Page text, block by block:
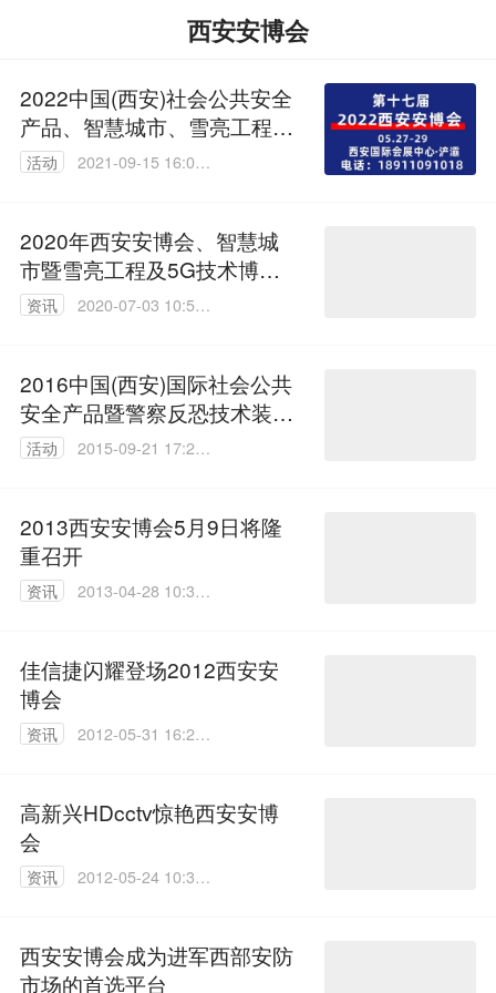
西安安博会
2022中国(西安)社会公共安全
产品、智慧城市、雪亮工程暨
5G 技术应用博览会
活动
2021-09-15 16:02:
2020年西安安博会、智慧城
市暨雪亮工程及5G技术博览
会延期通知
资讯
2020-07-03 10:56:
2016中国(西安)国际社会公共
安全产品暨警察反恐技术装备
博览会
活动
2015-09-21 17:29:
2013西安安博会5月9日将隆
重召开
资讯
2013-04-28 10:37:
佳信捷闪耀登场2012西安安
博会
资讯
2012-05-31 16:25:
高新兴HDcctv惊艳西安安博
会
资讯
2012-05-24 10:36:
西安安博会成为进军西部安防
市场的首选平台